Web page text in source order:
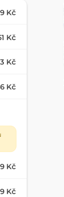
Kč
Kč
Kč
Kč
Kč
Kč